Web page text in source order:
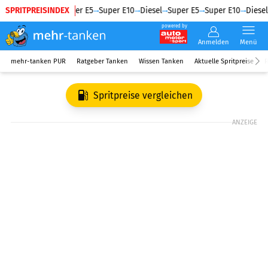
SPRITPREISINDEX
Diesel Super E5 Super E10 Diesel Super E5 Super E10 Diesel
powered by
Anmelden Menü
mehr-tanken PUR Ratgeber Tanken Wissen Tanken Aktuelle Spritpreise
Spritpreise vergleichen
ANZEIGE